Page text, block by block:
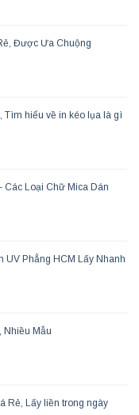
Được Ưa Chuộng
Tìm hiểu về in kéo lụa là gì
Loại Chữ Mica Dán
UV Phẳng HCM Lấy Nhanh
Nhiều Mẫu
Rẻ, Lấy liền trong ngày